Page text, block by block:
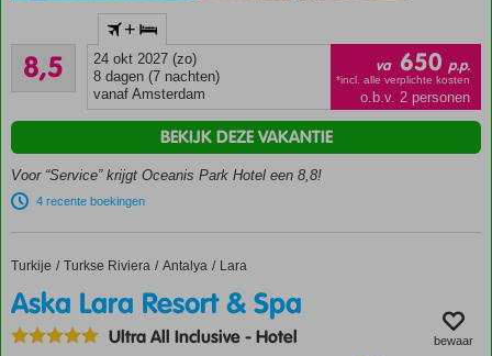
Accommodatie met een
GSTC erkend
duurzaamheidscertificaat
Nabij
strand
centrum
op
Buffetrestaurant
met
8,5
Aanrader
762
beoordelingen
+
24 okt 2027 (zo)
8 dagen (7 nachten)
vanaf Amsterdam
va 650 p.p.
*incl. alle verplichte kosten
o.b.v. 2 personen
Voor “Service” krijgt Oceanis Park Hotel een 8,8!
4 recente boekingen
BEKIJK DEZE VAKANTIE
Home
Turkije Turkse Riviera Antalya Lara
Aska Lara Resort & Spa
Aska Lara Resort & Spa
Ultra All Inclusive-Hotel bewaar